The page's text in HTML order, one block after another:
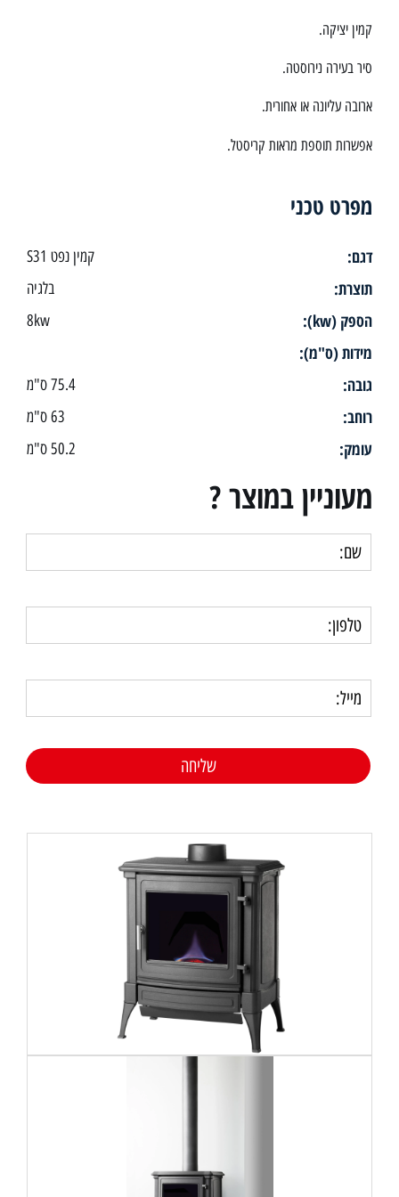
קמין יציקה.
סיר בעירה נירוסטה.
ארובה עליונה או אחורית.
אפשרות תוספת מראות קריסטל.
מפרט טכני
דגם: קמין נפט S31
תוצרת: בלגיה
הספק (kw): 8kw
מידות (ס"מ):
גובה:
75.4 ס"מ
רוחב: 63 ס"מ
עומק: 50.2 ס"מ
מעוניין במוצר ?